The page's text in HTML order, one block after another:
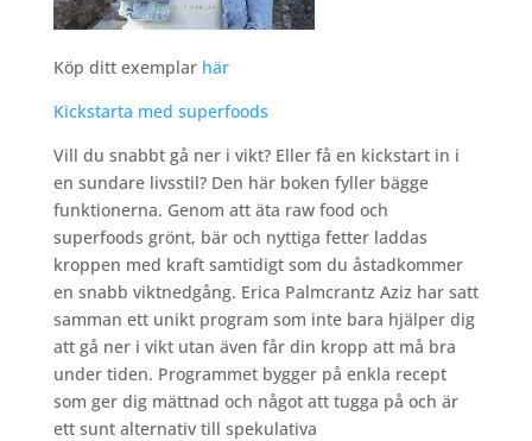
Köp ditt exemplar här
Kickstarta med superfoods
Vill du snabbt gå ner i vikt? Eller få en kickstart in i
en sundare livsstil? Den här boken fyller bägge
funktionerna. Genom att äta raw food och
superfoods grönt, bär och nyttiga fetter laddas
kroppen med kraft samtidigt som du åstadkommer
en snabb viktnedgång. Erica Palmcrantz Aziz har satt
samman ett unikt program som inte bara hjälper dig
att gå ner i vikt utan även får din kropp att må bra
under tiden. Programmet bygger på enkla recept
som ger dig mättnad och något att tugga på och är
ett sunt alternativ till spekulativa